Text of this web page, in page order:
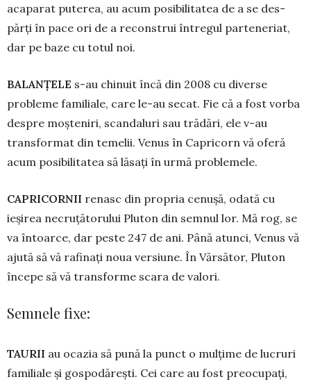
acaparat pu­terea, au acum posibilitatea de a se des­
părți în pace ori de a reconstrui întregul parteneriat,
dar pe baze cu totul noi.
BALANŢELE s-au chinuit încă din 2008 cu diverse
probleme familiale, care le-au secat. Fie că a fost vorba
despre moșteniri, scandaluri sau trădări, ele v-au
transformat din te­melii. Venus în Capricorn vă oferă
acum posi­bi­lita­tea să lăsați în urmă problemele.
CAPRICORNII renasc din propria ce­nușă, odată cu
ieșirea necru­țătorului Plu­ton din semnul lor. Mă rog, se
va întoarce, dar peste 247 de ani. Până atunci, Venus vă
ajută să vă rafinați noua versiune. În Vărsător, Pluton
începe să vă transforme scara de valori.
Semnele fixe:
TAURII au ocazia să pună la punct o mulțime de lucruri
familiale și gospodă­rești. Cei care au fost preocupați,